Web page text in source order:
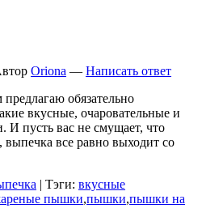
Oriona — Написать ответ
обязательно
вкусные, очаровательные и
пусть вас не смущает, что
выпечка все равно выходит со
| Тэги: вкусные
пышки,пышки,пышки на